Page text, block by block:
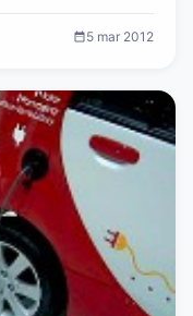
5 mar 2012